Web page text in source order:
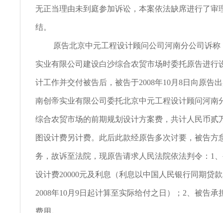
无正当理由未到庭参加诉讼，本案依法缺席进行了审
结。
原告北京中元工程设计顾问公司河南分公司诉
实业有限公司建设白沙综合农贸市场时委托原告进行
计工作并交付被告后，被告于2008年10月8日向原告
南创帝实业有限公司委托北京中元工程设计顾问河南
综合农贸市场的前期规划设计方案费，共计人民币贰
图设计费另计费。此后此款经原告多次讨要，被告方
务，故诉至法院，现原告请求人民法院依法判令：1
设计费20000元及利息（利息以中国人民银行同期贷
2008年10月9日起计算至实际给付之日）；2、被告承
费用。